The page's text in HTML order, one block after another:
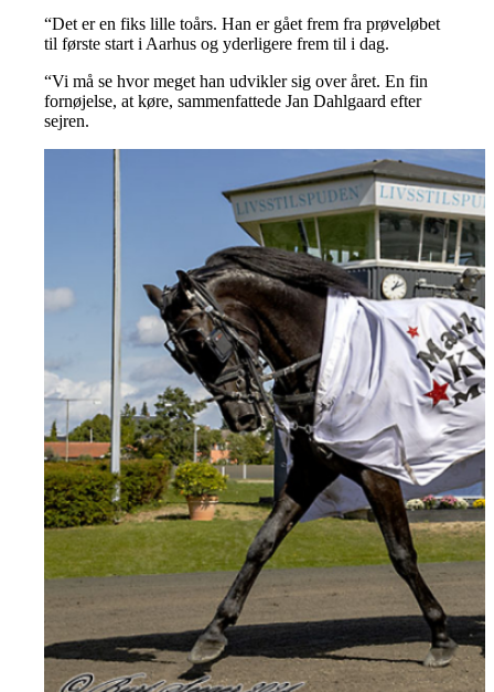
“Det er en fiks lille toårs. Han er gået frem fra prøveløbet
til første start i Aarhus og yderligere frem til i dag.
“Vi må se hvor meget han udvikler sig over året. En fin
fornøjelse, at køre, sammenfattede Jan Dahlgaard efter
sejren.